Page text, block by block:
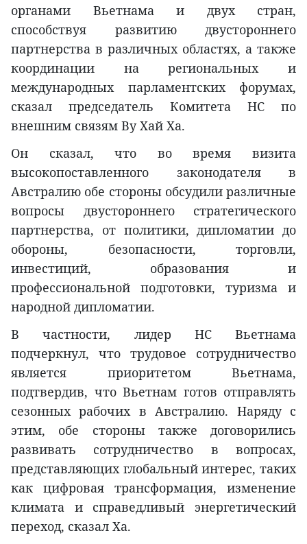
органами Вьетнама и двух стран,
способствуя развитию двустороннего
партнерства в различных областях, а также
координации на региональных и
международных парламентских форумах,
сказал председатель Комитета НС по
внешним связям Ву Хай Ха.
Он сказал, что во время визита
высокопоставленного законодателя в
Австралию обе стороны обсудили различные
вопросы двустороннего стратегического
партнерства, от политики, дипломатии до
обороны, безопасности, торговли,
инвестиций, образования и
профессиональной подготовки, туризма и
народной дипломатии.
В частности, лидер НС Вьетнама
подчеркнул, что трудовое сотрудничество
является приоритетом Вьетнама,
подтвердив, что Вьетнам готов отправлять
сезонных рабочих в Австралию. Наряду с
этим, обе стороны также договорились
развивать сотрудничество в вопросах,
представляющих глобальный интерес, таких
как цифровая трансформация, изменение
климата и справедливый энергетический
переход, сказал Ха.